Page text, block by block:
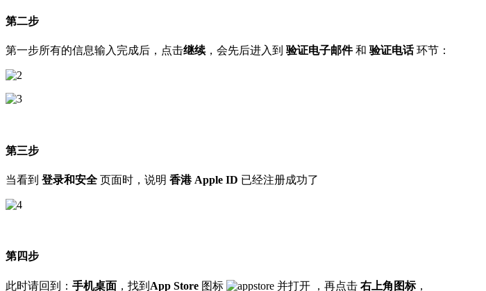
第二步
第一步所有的信息输入完成后，点击继续，会先后进入到 验证电子邮件和 验证电话环节：
第三步
当看到 登录和安全 页面时，说明 香港 Apple ID 已经注册成功了
第四步
此时请回到： 手机桌面 ，找到 App Store 图标 并打开 ，再点击 右上角图标，